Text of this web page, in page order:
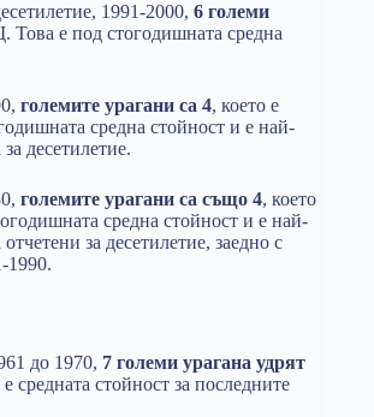
1991-2000, 6 големи
е под стогодишната средна
големите урагани са 4, което е
средна стойност и е най-
десетилетие.
големите урагани са също 4, което
средна стойност и е най-
за десетилетие, заедно с
1990.
до 1970, 7 големи урагана удрят
средната стойност за последните